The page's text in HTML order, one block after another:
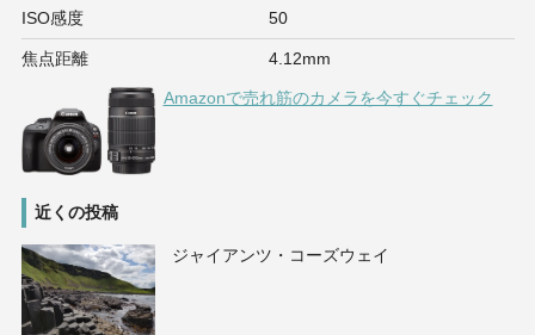
ISO感度 50
焦点距離 4.12mm
Amazonで売れ筋のカメラを今すぐチェック
近くの投稿
ジャイアンツ・コーズウェイ